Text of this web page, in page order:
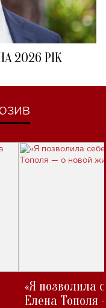
2026 РІК
«Я позволила
Елена Тополя